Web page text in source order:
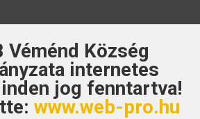
Véménd Község
internetes
jog fenntartva!
www.web-pro.hu